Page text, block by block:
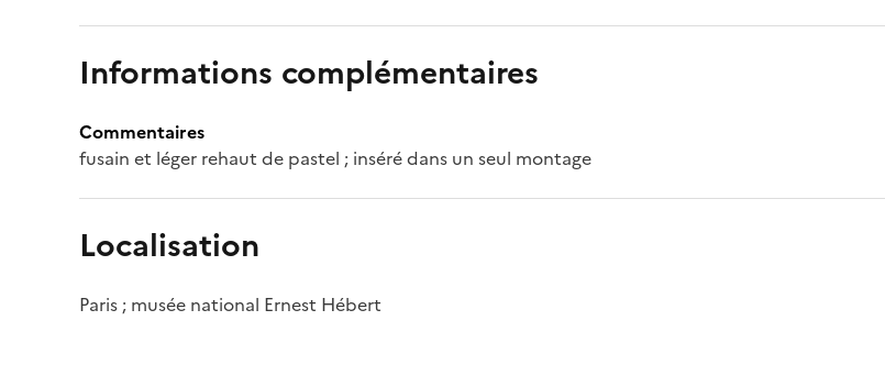
Informations complémentaires
Commentaires
fusain et léger rehaut de pastel ; inséré dans un seul montage
Localisation
Paris ; musée national Ernest Hébert